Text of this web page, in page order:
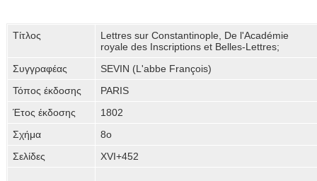
Τίτλος
Lettres sur Constantinople, De l'Académie
royale des Inscriptions et Belles-Lettres;
Συγγραφέας
SEVIN (L'abbe François)
Τόπος έκδοσης
PARIS
Έτος έκδοσης
1802
Σχήμα
8o
Σελίδες
XVI+452